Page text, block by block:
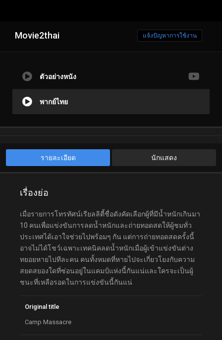
Movie2thai แจ้งปัญหาการใช้งาน
ตัวอย่างหนัง
พากย์ไทย
รายละเอียด นักแสดง
เรื่องย่อ
เมื่อรายการโทรทัศน์เรียลลิตี้ชื่อดังคัดเลือกผู้ที่มีน้ำหนักเกินมา
10 คนเพื่อแข่งขันการลดน้ำหนักและถ่ายทอดสดให้ผู้ชมทั่ว
ประเทศได้เอาใจช่วยไปพร้อมๆ กัน แต่การถ่ายทอดสดครั้งนี้
อาจไม่ได้โชว์เฉพาะเทคนิคลดน้ำหนักเมื่อผู้เข้าแข่งขันต่าง
ทยอยหายไปทีละคน คนทั้งหมดที่หายไปจะเกี่ยวโยงกับความ
สยดสยองใดที่ซ่อนอยู่ในแคมป์แห่งนี้กันแน่และใครจะเป็นผู้
ชนะที่เหลือรอดในการแข่งขันนี้กันแน่
Original title
Camp Massacre